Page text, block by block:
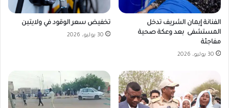
الفنانة إيمان الشريف تدخل
المستشفى بعد وعكة صحية
مفاجئة
30 يوليو، 2026
تخفيض سعر الوقود في ولايتين
30 يوليو، 2026